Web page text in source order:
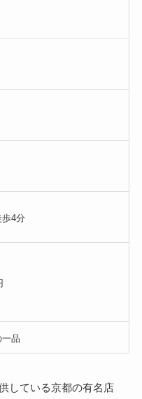
4分
品
している京都の有名店